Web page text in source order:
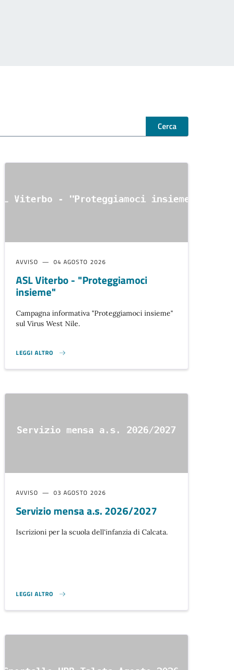
Cerca
}
AVVISO 04 AGOSTO 2026
ASL Viterbo - "Proteggiamoci
insieme"
Campagna informativa "Proteggiamoci insieme"
sul Virus West Nile.
LEGGI ALTRO
ASL VITERBO - "PROTEGGIAMOCI INSIEME" }
AVVISO 03 AGOSTO 2026
Servizio mensa a.s. 2026/2027
Iscrizioni per la scuola dell'infanzia di Calcata.
LEGGI ALTRO
SERVIZIO MENSA A.S. 2026/2027}